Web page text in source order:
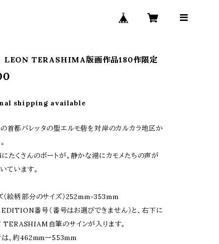
LEON TERASHIMA版画作品180作限定
shipping available
首都バレッタの聖エルモ砦を対岸のカルカラ地区か
たくさんのボートが。静かな港にカモメたちの声が
ています。
（絵柄部分のサイズ）252mm-353mm
番号（番号はお選びできません）と、右下に
自筆のサインが入ります。
、約462mmー553mm